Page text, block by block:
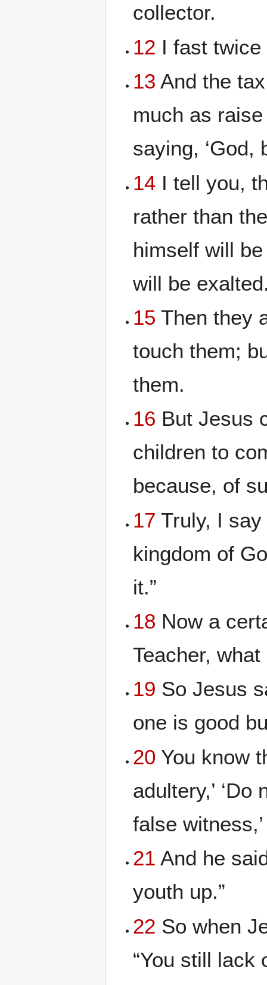
collector.
12 I fast
13 And the
much as
saying, ‘God,
14 I tell you,
rather than
himself will
will be
15 Then they
touch them;
them.
16 But Jesus
children to
because, of
17 Truly, I
kingdom of
it.”
18 Now a
Teacher,
19 So Jesus
one is good
20 You know
adultery,’ ‘Do
false
21 And he
youth up.”
22 So when
“You still lack